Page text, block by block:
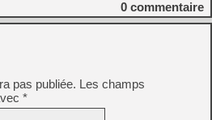
0 commentaire
pas publiée. Les champs
*